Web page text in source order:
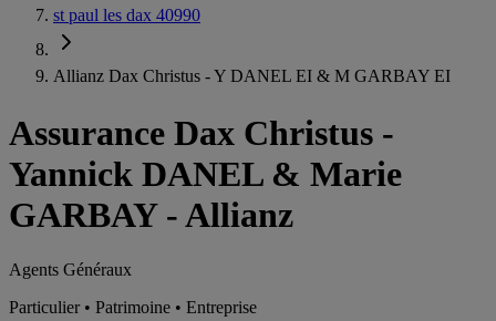
st paul les dax 40990
Allianz Dax Christus - Y DANEL EI & M GARBAY EI
Assurance Dax Christus -
Yannick DANEL & Marie
GARBAY - Allianz
Agents Généraux
Particulier • Patrimoine • Entreprise